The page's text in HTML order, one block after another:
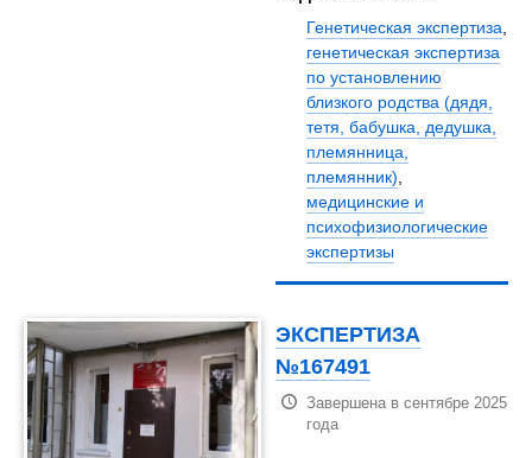
Генетическая экспертиза,
генетическая экспертиза
по установлению
близкого родства (дядя,
тетя, бабушка, дедушка,
племянница,
племянник),
медицинские и
психофизиологические
экспертизы
ЭКСПЕРТИЗА
№167491
Завершена в сентябре 2025
года